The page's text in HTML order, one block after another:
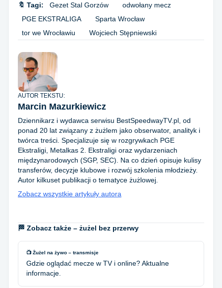
🔖 Tagi: Gezet Stal Gorzów
odwołany mecz
PGE EKSTRALIGA
Sparta Wrocław
tor we Wrocławiu
Wojciech Stępniewski
AUTOR TEKSTU:
Marcin Mazurkiewicz
Dziennikarz i wydawca serwisu BestSpeedwayTV.pl, od
ponad 20 lat związany z żużlem jako obserwator, analityk i
twórca treści. Specjalizuje się w rozgrywkach PGE
Ekstraligi, Metalkas 2. Ekstraligi oraz wydarzeniach
międzynarodowych (SGP, SEC). Na co dzień opisuje kulisy
transferów, decyzje klubowe i rozwój szkolenia młodzieży.
Autor kilkuset publikacji o tematyce żużlowej.
Zobacz wszystkie artykuły autora
🏁 Zobacz także – żużel bez przerwy
📺 Żużel na żywo – transmisje
Gdzie oglądać mecze w TV i online? Aktualne
informacje.